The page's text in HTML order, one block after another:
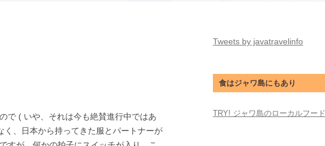
物価・宗
で ( いや、それは今も絶賛進行中ではあ
く、日本から持ってきた服とパートナーが
Tweets by javatravelinfo
食はジャワ島にもあり
TRY! ジャワ島のローカルフード